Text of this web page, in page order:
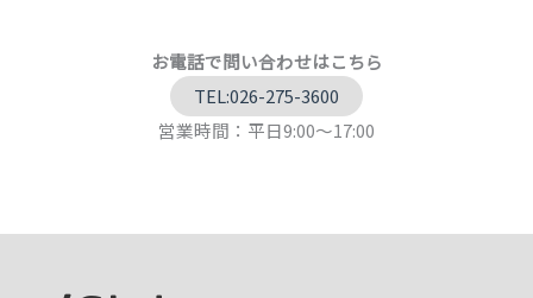
お電話で問い合わせはこちら
TEL:026-275-3600
営業時間：平日9:00～17:00